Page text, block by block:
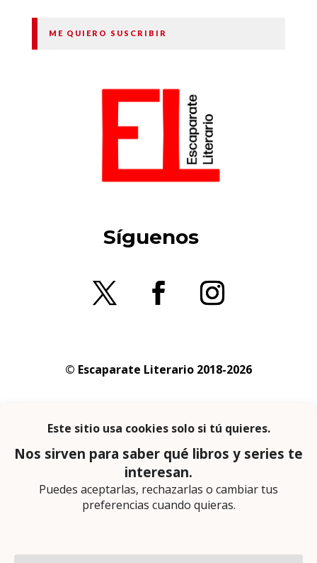
ME QUIERO SUSCRIBIR
Síguenos
© Escaparate Literario 2018-2026
privacidad
En calidad de afiliado de Amazon obtengo
ingresos por las compras adscritas que